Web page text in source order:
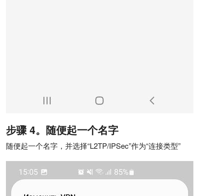
步骤 4。随便起一个名字
随便起一个名字，并选择“L2TP/IPSec”作为“连接类型”